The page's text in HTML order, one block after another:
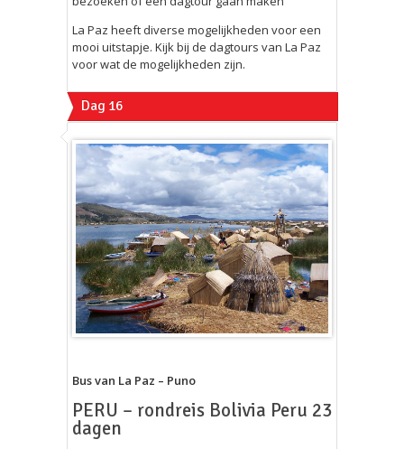
La Paz heeft diverse mogelijkheden voor een
mooi uitstapje. Kijk bij de dagtours van La Paz
voor wat de mogelijkheden zijn.
Dag 16
Bus van La Paz – Puno
PERU – rondreis Bolivia Peru 23
dagen